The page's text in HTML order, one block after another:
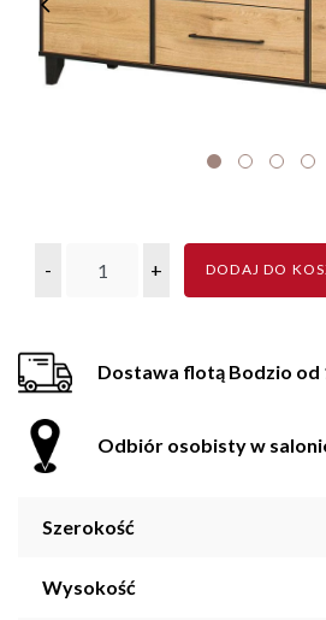
- + DODAJ DO
Dostawa flotą Bodzio od
Odbiór osobisty w
Szerokość
Wysokość